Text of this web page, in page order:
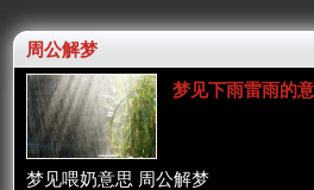
周公解梦
梦见下雨雷雨的
梦见喂奶意思 周公解梦